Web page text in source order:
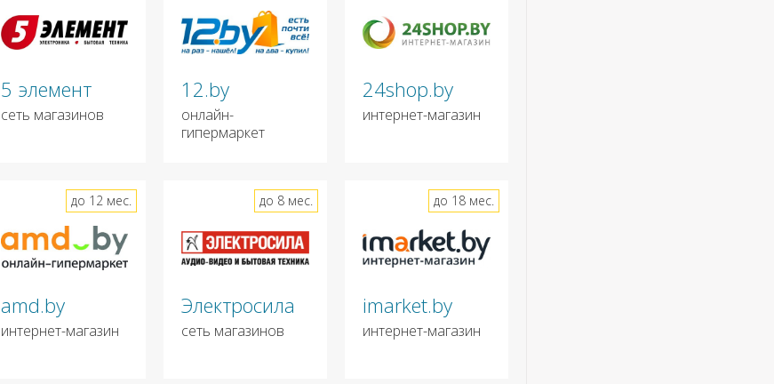
5 элемент
сеть магазинов
12.by
онлайн-
гипермаркет
24shop.by
интернет-магазин
amd.by
интернет-магазин
до 12 мес.
Электросила
сеть магазинов
до 8 мес.
imarket.by
интернет-магазин
до 18 мес.